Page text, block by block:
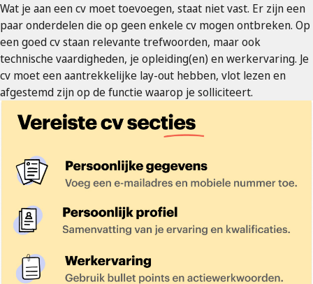
Wat je aan een cv moet toevoegen, staat niet vast. Er zijn een
paar onderdelen die op geen enkele cv mogen ontbreken. Op
een goed cv staan relevante trefwoorden, maar ook
technische vaardigheden, je opleiding(en) en werkervaring. Je
cv moet een aantrekkelijke lay-out hebben, vlot lezen en
afgestemd zijn op de functie waarop je solliciteert.